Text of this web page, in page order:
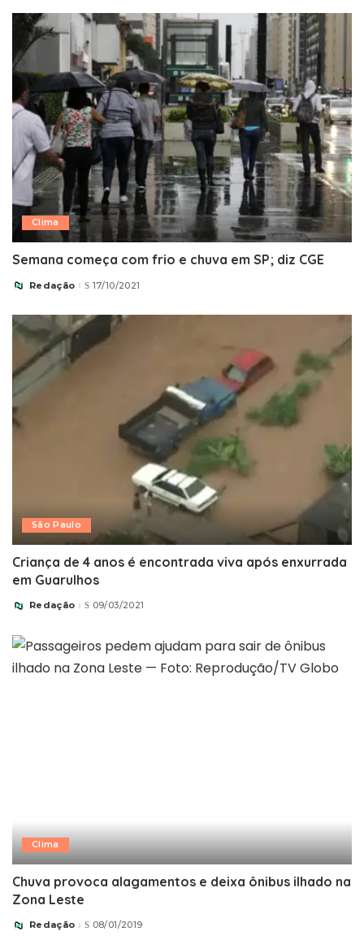
Clima
Semana começa com frio e chuva em SP; diz CGE
Posted
Redação 17/10/2021
São Paulo
Criança de 4 anos é encontrada viva após enxurrada
em Guarulhos
Posted
Redação 09/03/2021
Clima
Chuva provoca alagamentos e deixa ônibus ilhado na
Zona Leste
Posted
Redação 08/01/2019